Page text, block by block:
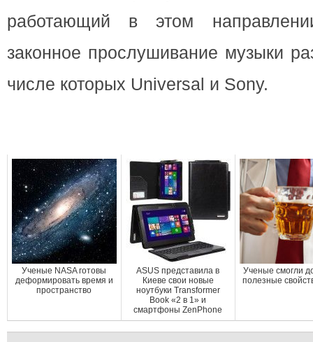
работающий в этом
законное прослушивание музыки
числе которых Universal и Sony.
Ученые NASA готовы
деформировать время и
пространство
ASUS представила в
Киеве свои новые
ноутбуки Transformer
Book «2 в 1» и
смартфоны ZenPhone
Ученые смогли
полезные